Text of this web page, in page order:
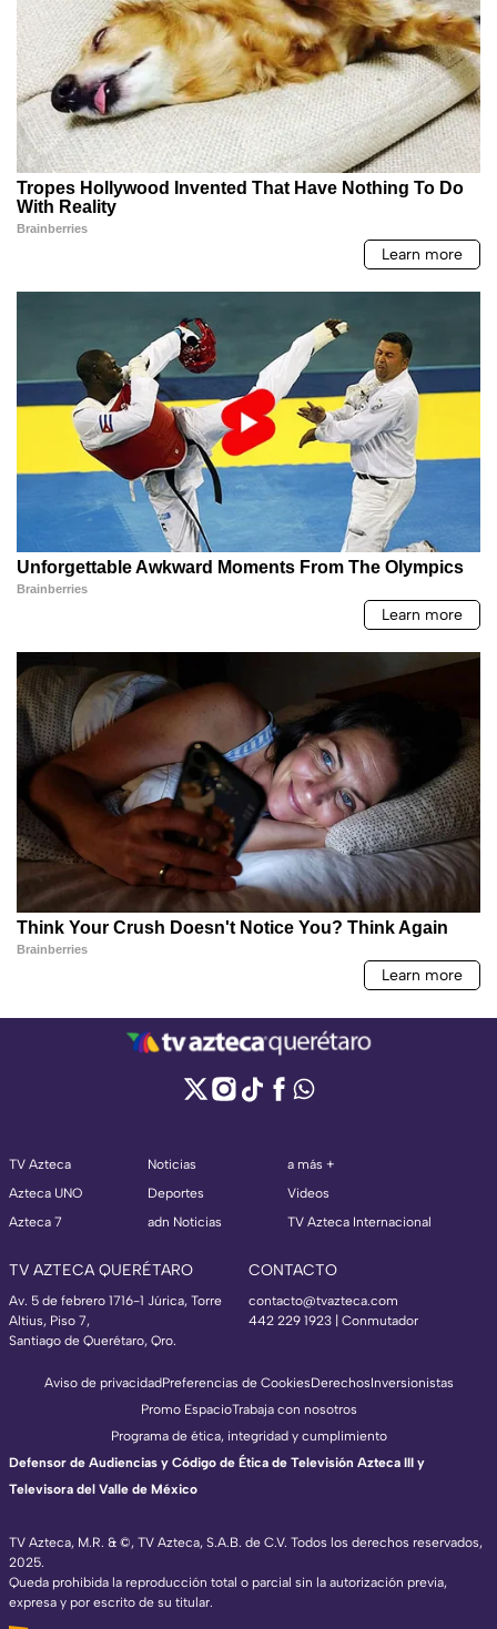
TV Azteca
Azteca UNO
Azteca 7
Noticias
Deportes
adn Noticias
a más +
Videos
TV Azteca Internacional
TV AZTECA QUERÉTARO
Av. 5 de febrero 1716-1 Júrica, Torre
Altius, Piso 7,
Santiago de Querétaro, Qro.
CONTACTO
contacto@tvazteca.com
442 229 1923 | Conmutador
TV Azteca, M.R. & ©, TV Azteca, S.A.B. de C.V. Todos los derechos reservados,
2025.
Queda prohibida la reproducción total o parcial sin la autorización previa,
expresa y por escrito de su titular.
Aviso de privacidadPreferencias de CookiesDerechosInversionistas
Promo EspacioTrabaja con nosotros
Programa de ética, integridad y cumplimiento
Defensor de Audiencias y Código de Ética de Televisión Azteca III y
Televisora del Valle de México